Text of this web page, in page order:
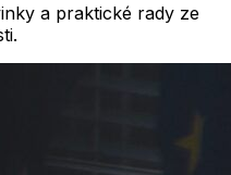
a praktické rady ze